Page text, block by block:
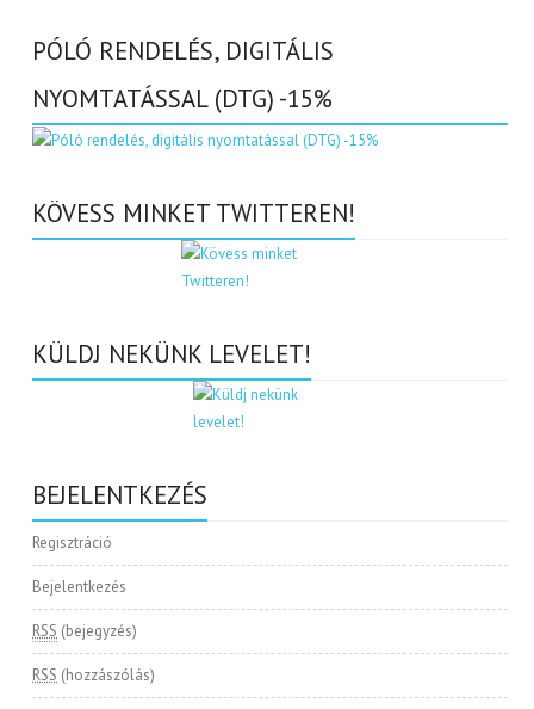
PÓLÓ RENDELÉS, DIGITÁLIS
NYOMTATÁSSAL (DTG) -15%
KÖVESS MINKET TWITTEREN!
KÜLDJ NEKÜNK LEVELET!
BEJELENTKEZÉS
Regisztráció
Bejelentkezés
RSS (bejegyzés)
RSS (hozzászólás)